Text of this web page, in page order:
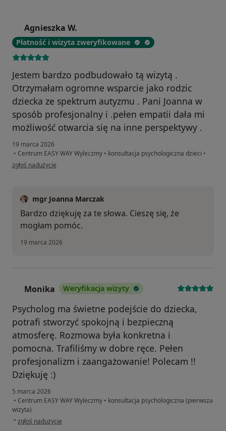
Agnieszka W.
Płatność i wizyta zweryfikowane
Jestem bardzo podbudowało tą wizytą .
Otrzymałam ogromne wsparcie jako rodzic
dziecka ze spektrum autyzmu . Pani Joanna w
sposób profesjonalny i .pełen empatii dała mi
możliwość otwarcia się na inne perspektywy .
19 marca 2026
• Centrum EASY WAY Wyleczmy • konsultacja psychologiczna dzieci •
w opinii użytkownika Agnieszka W.
zgłoś nadużycie
mgr Joanna Marczak
Bardzo dziękuję za te słowa. Cieszę się, że
mogłam pomóc.
19 marca 2026
Monika Weryfikacja wizyty
Psycholog ma świetne podejście do dziecka,
potrafi stworzyć spokojną i bezpieczną
atmosferę. Rozmowa była konkretna i
pomocna. Trafiliśmy w dobre ręce. Pełen
profesjonalizm i zaangażowanie! Polecam !!
Dziękuję :)
5 marca 2026
• Centrum EASY WAY Wyleczmy • konsultacja psychologiczna (pierwsza
wizyta)
• w opinii użytkownika Monika
zgłoś nadużycie